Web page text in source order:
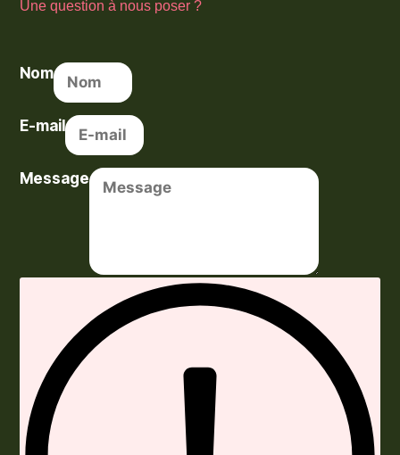
Une question à nous poser ?
Nom
E-mail
Message